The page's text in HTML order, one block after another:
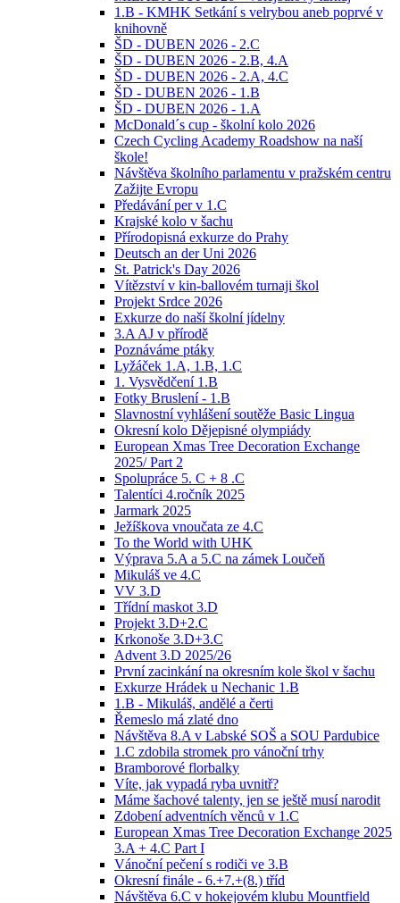
1.B - KMHK Setkání s velrybou aneb poprvé v
knihovně
ŠD - DUBEN 2026 - 2.C
ŠD - DUBEN 2026 - 2.B, 4.A
ŠD - DUBEN 2026 - 2.A, 4.C
ŠD - DUBEN 2026 - 1.B
ŠD - DUBEN 2026 - 1.A
McDonald´s cup - školní kolo 2026
Czech Cycling Academy Roadshow na naší
škole!
Návštěva školního parlamentu v pražském centru
Zažijte Evropu
Předávání per v 1.C
Krajské kolo v šachu
Přírodopisná exkurze do Prahy
Deutsch an der Uni 2026
St. Patrick's Day 2026
Vítězství v kin-ballovém turnaji škol
Projekt Srdce 2026
Exkurze do naší školní jídelny
3.A AJ v přírodě
Poznáváme ptáky
Lyžáček 1.A, 1.B, 1.C
1. Vysvědčení 1.B
Fotky Bruslení - 1.B
Slavnostní vyhlášení soutěže Basic Lingua
Okresní kolo Dějepisné olympiády
European Xmas Tree Decoration Exchange
2025/ Part 2
Spolupráce 5. C + 8 .C
Talentíci 4.ročník 2025
Jarmark 2025
Ježíškova vnoučata ze 4.C
To the World with UHK
Výprava 5.A a 5.C na zámek Loučeň
Mikuláš ve 4.C
VV 3.D
Třídní maskot 3.D
Projekt 3.D+2.C
Krkonoše 3.D+3.C
Advent 3.D 2025/26
První zacinkání na okresním kole škol v šachu
Exkurze Hrádek u Nechanic 1.B
1.B - Mikuláš, andělé a čerti
Řemeslo má zlaté dno
Návštěva 8.A v Labské SOŠ a SOU Pardubice
1.C zdobila stromek pro vánoční trhy
Bramborové florbalky
Víte, jak vypadá ryba uvnitř?
Máme šachové talenty, jen se ještě musí narodit
Zdobení adventních věnců v 1.C
European Xmas Tree Decoration Exchange 2025
3.A + 4.C Part I
Vánoční pečení s rodiči ve 3.B
Okresní finále - 6.+7.+(8.) tříd
Návštěva 6.C v hokejovém klubu Mountfield